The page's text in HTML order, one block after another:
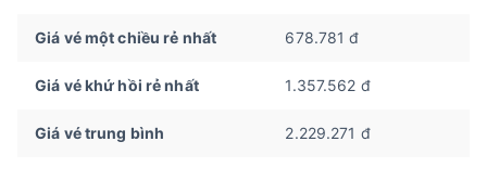
Giá vé một chiều rẻ nhất 678.781 đ
Giá vé khứ hồi rẻ nhất 1.357.562 đ
Giá vé trung bình 2.229.271 đ